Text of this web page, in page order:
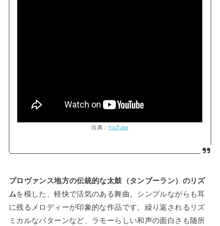
出典：YouTube
プロヴァンス地方の伝統的な太鼓（タンブーラン）のリズ
ムを模した、軽快で活気のある舞曲。シンプルながらも耳
に残るメロディーが印象的な作品です。繰り返されるリズ
ミカルなパターンなど、ラモーらしい和声の面白さも随所